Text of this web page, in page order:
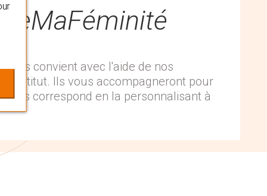
convient avec l'aide de nos
institut. Ils vous accompagneront pour
correspond en la personnalisant à